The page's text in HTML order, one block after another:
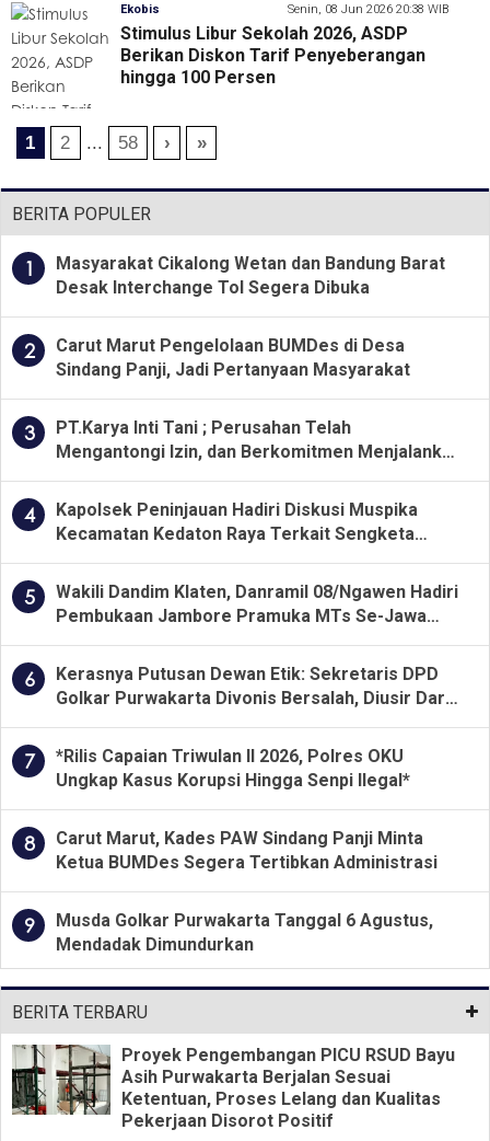
Ekobis Senin, 08 Jun 2026 20:38 WIB
Stimulus Libur Sekolah 2026, ASDP
Berikan Diskon Tarif Penyeberangan
hingga 100 Persen
1 2 ... 58 › »
BERITA POPULER
1
Masyarakat Cikalong Wetan dan Bandung Barat
Desak Interchange Tol Segera Dibuka
2
Carut Marut Pengelolaan BUMDes di Desa
Sindang Panji, Jadi Pertanyaan Masyarakat
3
PT.Karya Inti Tani ; Perusahan Telah
Mengantongi Izin, dan Berkomitmen Menjalankan
4
Kapolsek Peninjauan Hadiri Diskusi Muspika
Kecamatan Kedaton Raya Terkait Sengketa
5
Wakili Dandim Klaten, Danramil 08/Ngawen Hadiri
Pembukaan Jambore Pramuka MTs Se-Jawa
6
Kerasnya Putusan Dewan Etik: Sekretaris DPD
Golkar Purwakarta Divonis Bersalah, Diusir Dari
7
*Rilis Capaian Triwulan II 2026, Polres OKU
Ungkap Kasus Korupsi Hingga Senpi Ilegal*
8
Carut Marut, Kades PAW Sindang Panji Minta
Ketua BUMDes Segera Tertibkan Administrasi
9
Musda Golkar Purwakarta Tanggal 6 Agustus,
Mendadak Dimundurkan
BERITA TERBARU
Proyek Pengembangan PICU RSUD Bayu
Asih Purwakarta Berjalan Sesuai
Ketentuan, Proses Lelang dan Kualitas
Pekerjaan Disorot Positif